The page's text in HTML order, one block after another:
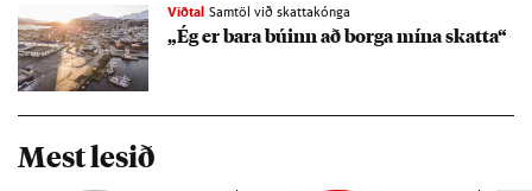
Viðtal Samtöl við skattakónga
„Ég er bara bú­inn að borga mína skatta“
Mest lesið